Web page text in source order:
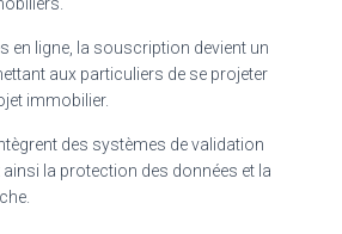
en ligne, la souscription devient un
aux particuliers de se projeter
immobilier.
des systèmes de validation
la protection des données et la